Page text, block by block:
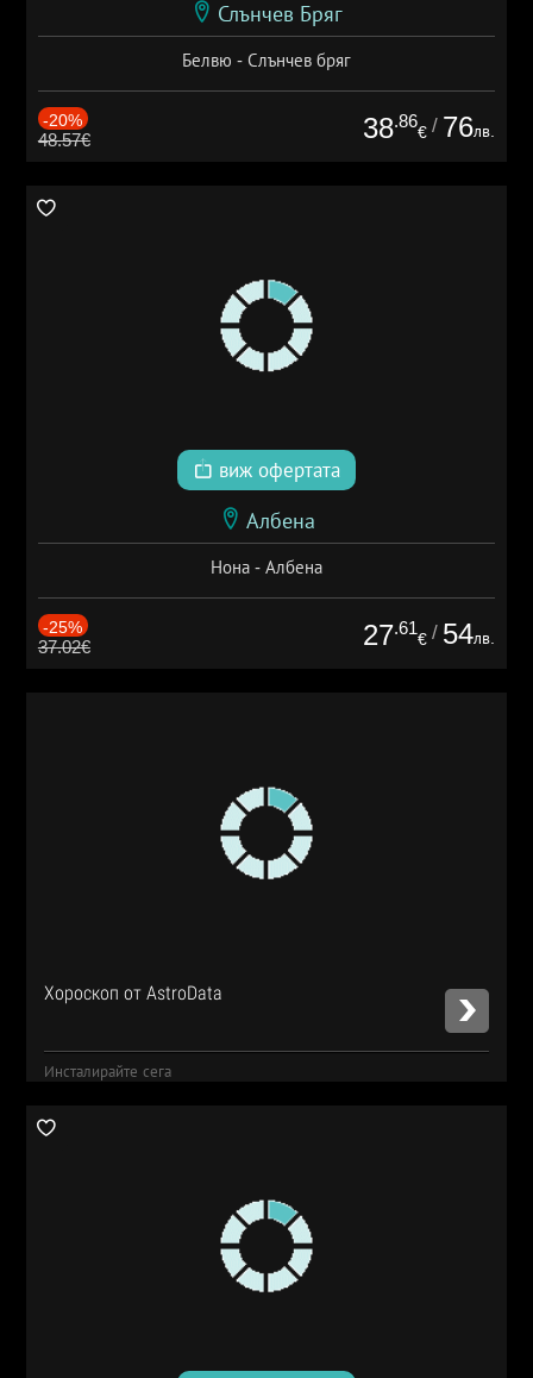
Слънчев Бряг
Белвю - Слънчев бряг
-20%
48.57€ 38.86
€ / 76лв.
виж офертата
Албена
Нона - Албена
-25%
37.02€ 27.61
€ / 54лв.
Хороскоп от AstroData
Инсталирайте сега